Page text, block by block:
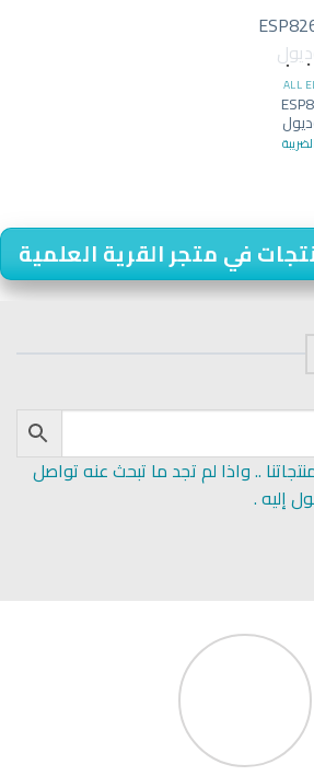
ALL
في متجر القرية العلمية
.. واذا لم تجد ما تبحث عنه تواصل
إليه .